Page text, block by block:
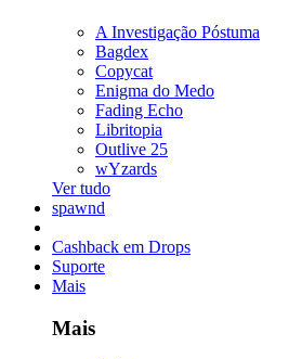
A Investigação Póstuma
Bagdex
Copycat
Enigma do Medo
Fading Echo
Libritopia
Outlive 25
wYzards
Ver tudo
spawnd
Cashback em Drops
Suporte
Mais
Mais